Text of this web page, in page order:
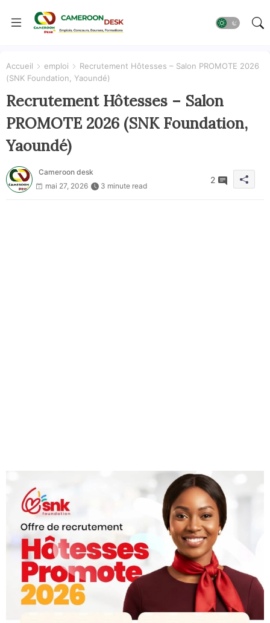
Accueil emploi
Recrutement Hôtesses – Salon PROMOTE 2026
(SNK Foundation, Yaoundé)
Recrutement Hôtesses – Salon
PROMOTE 2026 (SNK Foundation,
Yaoundé)
Cameroon desk
mai 27, 2026
3 minute read
2